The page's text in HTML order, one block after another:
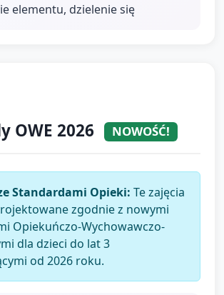
elementu, dzielenie się
OWE 2026 NOWOŚĆ!
Standardami Opieki: Te zajęcia
zgodnie z nowymi
Opiekuńczo-Wychowawczo-
dla dzieci do lat 3
od 2026 roku.